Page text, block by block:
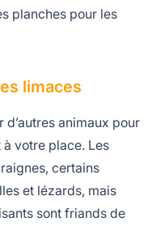
planches pour les
limaces
animaux pour
votre place. Les
certains
et lézards, mais
sont friands de